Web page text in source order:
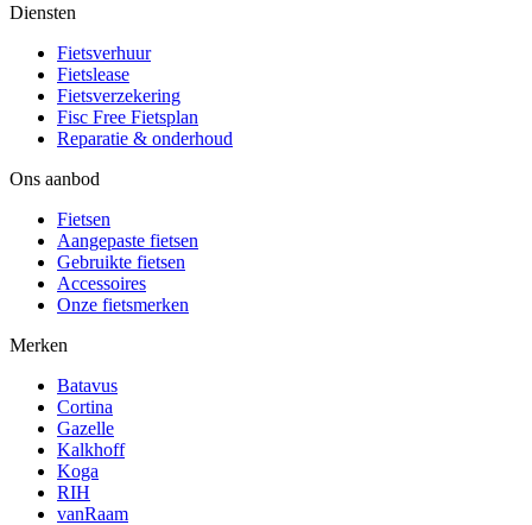
Diensten
Fietsverhuur
Fietslease
Fietsverzekering
Fisc Free Fietsplan
Reparatie & onderhoud
Ons aanbod
Fietsen
Aangepaste fietsen
Gebruikte fietsen
Accessoires
Onze fietsmerken
Merken
Batavus
Cortina
Gazelle
Kalkhoff
Koga
RIH
vanRaam